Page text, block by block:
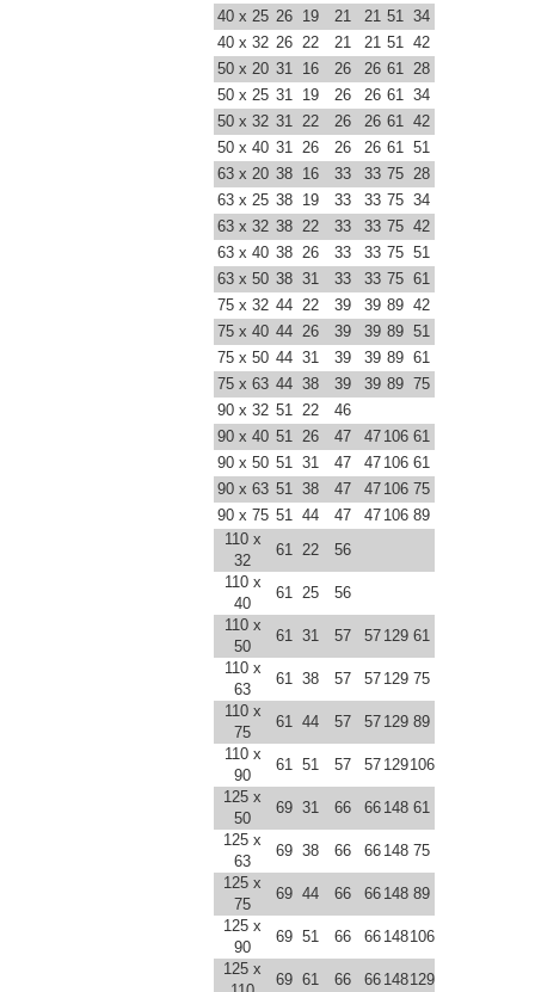
40 x 25 26 19 21 21 51 34
40 x 32 26 22 21 21 51 42
50 x 20 31 16 26 26 61 28
50 x 25 31 19 26 26 61 34
50 x 32 31 22 26 26 61 42
50 x 40 31 26 26 26 61 51
63 x 20 38 16 33 33 75 28
63 x 25 38 19 33 33 75 34
63 x 32 38 22 33 33 75 42
63 x 40 38 26 33 33 75 51
63 x 50 38 31 33 33 75 61
75 x 32 44 22 39 39 89 42
75 x 40 44 26 39 39 89 51
75 x 50 44 31 39 39 89 61
75 x 63 44 38 39 39 89 75
90 x 32 51 22
46
90 x 40 51 26 47 47 106 61
90 x 50 51 31 47 47 106 61
90 x 63 51 38 47 47 106 75
90 x 75 51 44 47 47 106 89
110 x
32
61 22
56
110 x
40
61 25
56
110 x
50
61 31 57 57 129 61
110 x
63
61 38 57 57 129 75
110 x
75
61 44 57 57 129 89
110 x
90
61 51 57 57 129106
125 x
50
69 31 66 66 148 61
125 x
63
69 38 66 66 148 75
125 x
75
69 44 66 66 148 89
125 x
90
69 51 66 66 148106
125 x
69 61 66 66 148129